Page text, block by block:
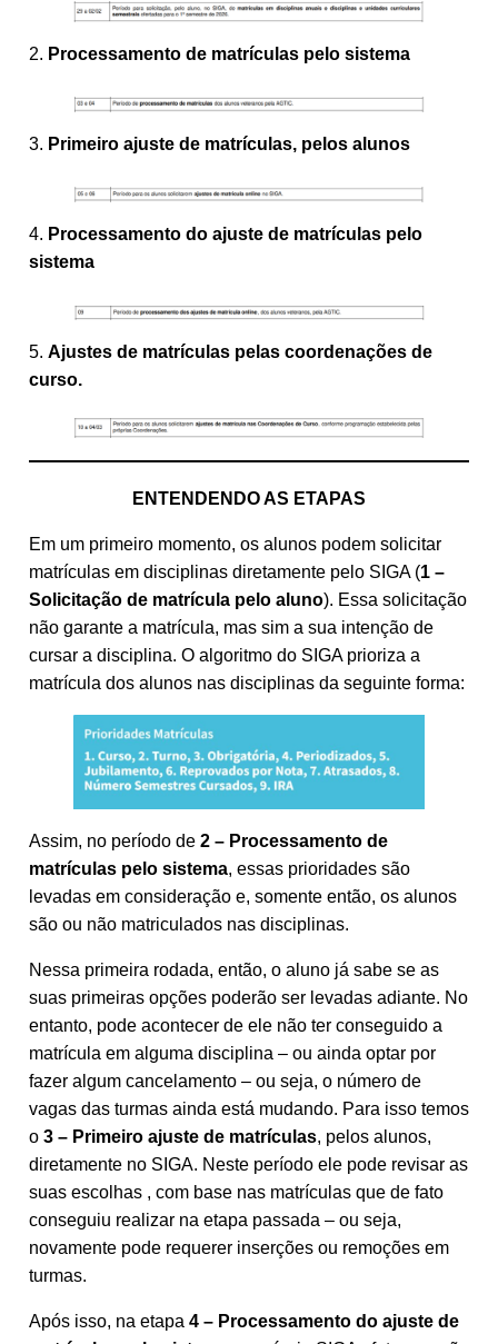
2. Processamento de matrículas pelo sistema
3. Primeiro ajuste de matrículas, pelos alunos
4. Processamento do ajuste de matrículas pelo
sistema
5. Ajustes de matrículas pelas coordenações de
curso.
ENTENDENDO AS ETAPAS
Em um primeiro momento, os alunos podem solicitar
matrículas em disciplinas diretamente pelo SIGA (1 –
Solicitação de matrícula pelo aluno). Essa solicitação
não garante a matrícula, mas sim a sua intenção de
cursar a disciplina. O algoritmo do SIGA prioriza a
matrícula dos alunos nas disciplinas da seguinte forma:
Assim, no período de 2 – Processamento de
matrículas pelo sistema, essas prioridades são
levadas em consideração e, somente então, os alunos
são ou não matriculados nas disciplinas.
Nessa primeira rodada, então, o aluno já sabe se as
suas primeiras opções poderão ser levadas adiante. No
entanto, pode acontecer de ele não ter conseguido a
matrícula em alguma disciplina – ou ainda optar por
fazer algum cancelamento – ou seja, o número de
vagas das turmas ainda está mudando. Para isso temos
o 3 – Primeiro ajuste de matrículas, pelos alunos,
diretamente no SIGA. Neste período ele pode revisar as
suas escolhas , com base nas matrículas que de fato
conseguiu realizar na etapa passada – ou seja,
novamente pode requerer inserções ou remoções em
turmas.
Após isso, na etapa 4 – Processamento do ajuste de